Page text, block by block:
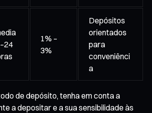
1% –
3%
Depósitos
orientados
para
conveniênci
a
de depósito, tenha em conta a
a depositar e a sua sensibilidade às